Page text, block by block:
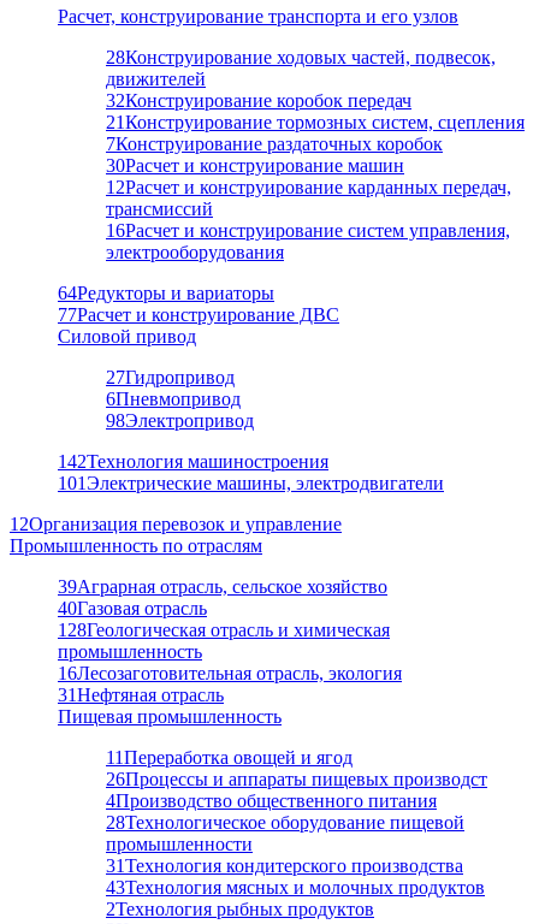
Расчет, конструирование транспорта и его узлов
28Конструирование ходовых частей, подвесок,
движителей
32Конструирование коробок передач
21Конструирование тормозных систем, сцепления
7Конструирование раздаточных коробок
30Расчет и конструирование машин
12Расчет и конструирование карданных передач,
трансмиссий
16Расчет и конструирование систем управления,
электрооборудования
64Редукторы и вариаторы
77Расчет и конструирование ДВС
Силовой привод
27Гидропривод
6Пневмопривод
98Электропривод
142Технология машиностроения
101Электрические машины, электродвигатели
12Организация перевозок и управление
Промышленность по отраслям
39Аграрная отрасль, сельское хозяйство
40Газовая отрасль
128Геологическая отрасль и химическая
промышленность
16Лесозаготовительная отрасль, экология
31Нефтяная отрасль
Пищевая промышленность
11Переработка овощей и ягод
26Процессы и аппараты пищевых производст
4Производство общественного питания
28Технологическое оборудование пищевой
промышленности
31Технология кондитерского производства
43Технология мясных и молочных продуктов
2Технология рыбных продуктов